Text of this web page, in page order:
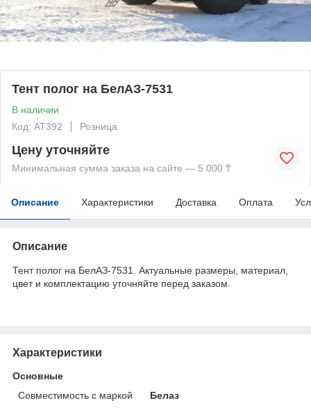
Тент полог на БелАЗ-7531
В наличии
Код: AT392
Розница
Цену уточняйте
Минимальная сумма заказа на сайте — 5 000 ₸
Описание Характеристики Доставка Оплата
Описание
Тент полог на БелАЗ-7531. Актуальные размеры, материал,
цвет и комплектацию уточняйте перед заказом.
Характеристики
Основные
Совместимость с маркой
Белаз